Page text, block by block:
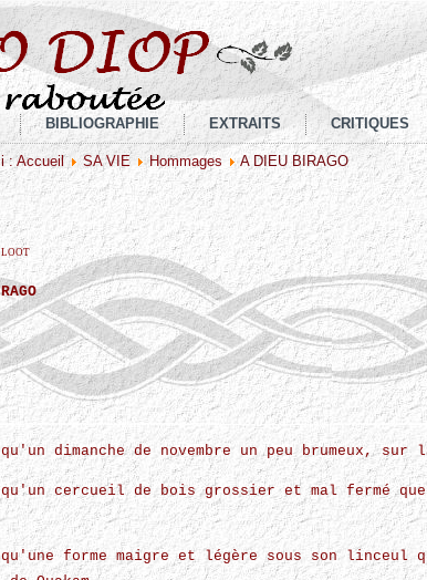
BIBLIOGRAPHIE EXTRAITS CRITIQUES
: Accueil SA VIE Hommages A DIEU BIRAGO
dimanche de novembre un peu brumeux,
cercueil de bois grossier et mal fermé
forme maigre et légère sous son linceul